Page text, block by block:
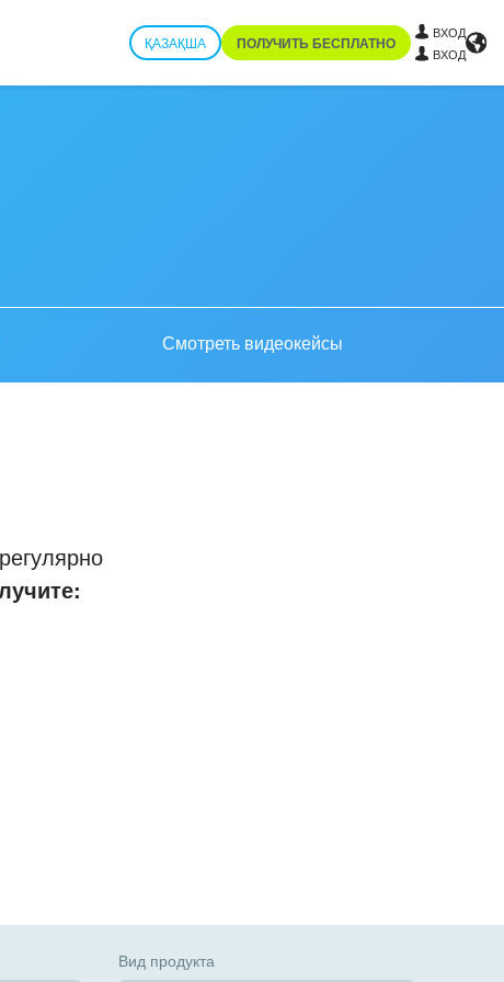
ҚАЗАҚША ПОЛУЧИТЬ БЕСПЛАТНО
ВХОД
ВХОД
Смотреть видеокейсы
Вид продукта